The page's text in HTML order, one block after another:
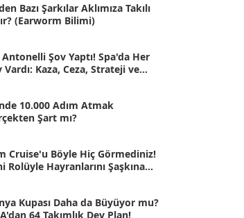
Bazı Şarkılar Aklımıza Takılı
(Earworm Bilimi)
Antonelli Şov Yaptı! Spa'da Her
Vardı: Kaza, Ceza, Strateji ve
10.000 Adım Atmak
Şart mı?
Cruise'u Böyle Hiç Görmediniz!
Rolüyle Hayranlarını Şaşkına
Kupası Daha da Büyüyor mu?
64 Takımlık Dev Plan!